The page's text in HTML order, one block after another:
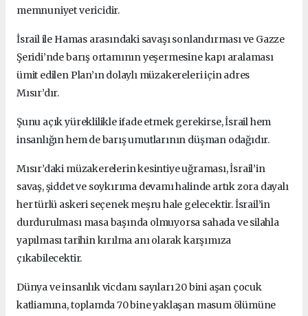
memnuniyet vericidir.
İsrail ile Hamas arasındaki savaşı sonlandırması ve Gazze
Şeridi’nde barış ortamının yeşermesine kapı aralaması
ümit edilen Plan’ın dolaylı müzakereleri için adres
Mısır’dır.
Şunu açık yüreklilikle ifade etmek gerekirse, İsrail hem
insanlığın hem de barış umutlarının düşman odağıdır.
Mısır’daki müzakerelerin kesintiye uğraması, İsrail’in
savaş, şiddet ve soykırıma devamı halinde artık zora dayalı
her türlü askeri seçenek meşru hale gelecektir.İsrail’in
durdurulması masa başında olmuyorsa sahada ve silahla
yapılması tarihin kırılma anı olarak karşımıza
çıkabilecektir.
Dünya ve insanlık vicdanı sayıları 20 bini aşan çocuk
katliamına, toplamda 70 bine yaklaşan masum ölümüne